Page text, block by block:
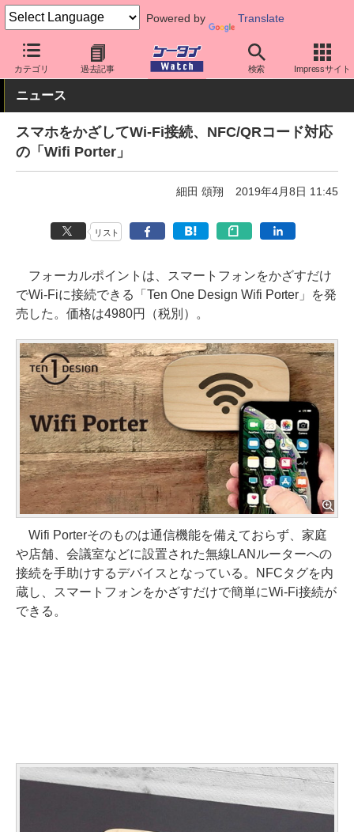
Powered by Translate
カテゴリ 過去記事 検索 Impressサイト
ケータイ Watch 周辺機器/アクセサリー その他
ニュース
スマホをかざしてWi-Fi接続、NFC/QRコード対応
の「Wifi Porter」
細田 頌翔 2019年4月8日 11:45
リスト
フォーカルポイントは、スマートフォンをかざすだけ
でWi-Fiに接続できる「Ten One Design Wifi Porter」を発
売した。価格は4980円（税別）。
Wifi Porterそのものは通信機能を備えておらず、家庭
や店舗、会議室などに設置された無線LANルーターへの
接続を手助けするデバイスとなっている。NFCタグを内
蔵し、スマートフォンをかざすだけで簡単にWi-Fi接続が
できる。